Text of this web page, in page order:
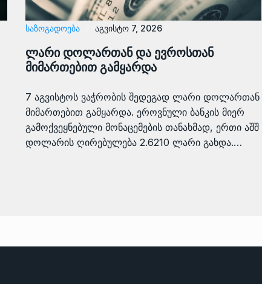
ᲡᲐᲖᲝᲒᲐᲓᲝᲔᲑᲐ აგვისტო 7, 2026
ლარი დოლართან და ევროსთან
მიმართებით გამყარდა
7 აგვისტოს ვაჭრობის შედეგად ლარი დოლართან
მიმართებით გამყარდა. ეროვნული ბანკის მიერ
გამოქვეყნებული მონაცემების თანახმად, ერთი აშშ
დოლარის ღირებულება 2.6210 ლარი გახდა.…